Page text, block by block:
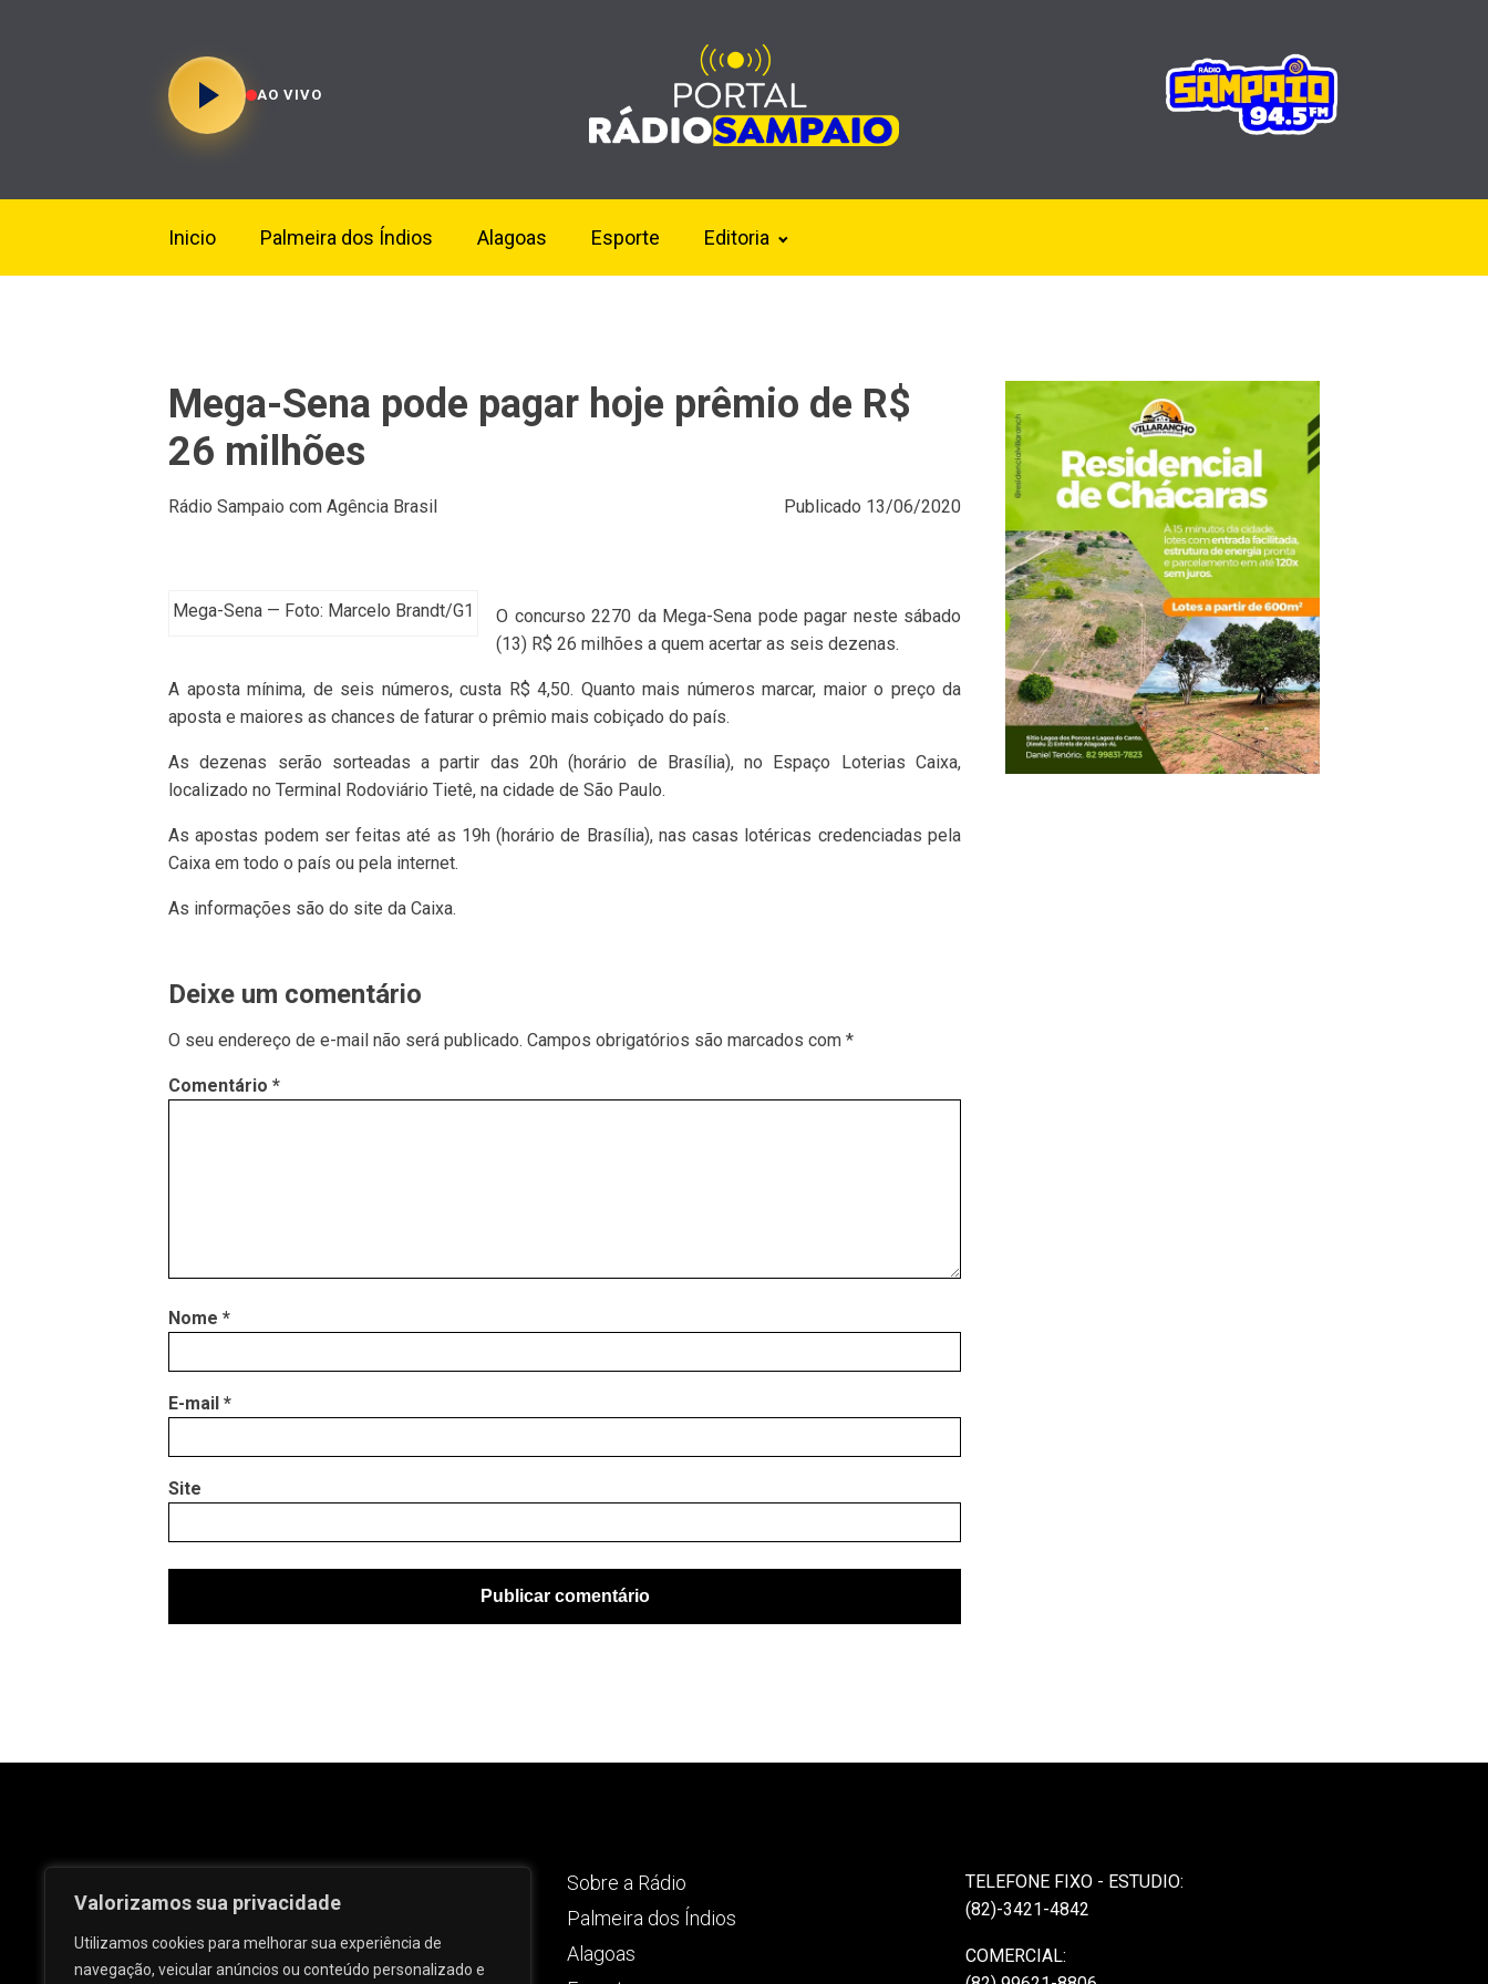
Valorizamos sua privacidade
Utilizamos cookies para melhorar sua experiência de
navegação, veicular anúncios ou conteúdo personalizado e
AO VIVO
Inicio Palmeira dos Índios Alagoas Esporte Editoria
Mega-Sena pode pagar hoje prêmio de R$
26 milhões
Rádio Sampaio com Agência Brasil Publicado 13/06/2020
Mega-Sena — Foto: Marcelo Brandt/G1
O concurso 2270 da Mega-Sena pode pagar neste sábado
(13) R$ 26 milhões a quem acertar as seis dezenas.
A aposta mínima, de seis números, custa R$ 4,50. Quanto mais números marcar, maior o preço da
aposta e maiores as chances de faturar o prêmio mais cobiçado do país.
As dezenas serão sorteadas a partir das 20h (horário de Brasília), no Espaço Loterias Caixa,
localizado no Terminal Rodoviário Tietê, na cidade de São Paulo.
As apostas podem ser feitas até as 19h (horário de Brasília), nas casas lotéricas credenciadas pela
Caixa em todo o país ou pela internet.
As informações são do site da Caixa.
Deixe um comentário
O seu endereço de e-mail não será publicado. Campos obrigatórios são marcados com *
Comentário *
Nome *
E-mail *
Site
Sobre a Rádio
Palmeira dos Índios
Alagoas
TELEFONE FIXO - ESTUDIO:
(82)-3421-4842
COMERCIAL: